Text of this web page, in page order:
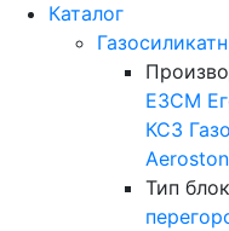
Каталог
ЕЗСМ
КСЗ
Тип